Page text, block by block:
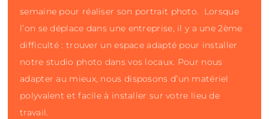
semaine pour réaliser son portrait photo. Lorsque
l’on se déplace dans une entreprise, il y a une 2ème
difficulté : trouver un espace adapté pour installer
notre studio photo dans vos locaux. Pour nous
adapter au mieux, nous disposons d’un matériel
polyvalent et facile à installer sur votre lieu de
travail.